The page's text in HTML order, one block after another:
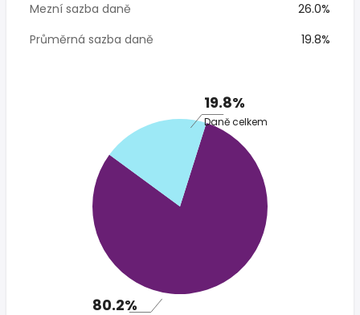
Mezní sazba daně
26.0%
Průměrná sazba daně
19.8%
19.8%
Daně celkem
80.2%